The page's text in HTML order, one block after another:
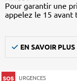
Pour garantir une
appelez le 15 avant
EN SAVOIR PLUS
URGENCES